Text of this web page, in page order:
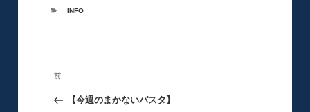
カINFO
投
ナ
前
の
前
【今週のまかないパスタ】